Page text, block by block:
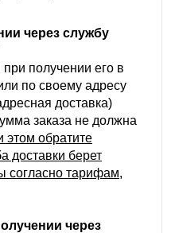
через службу
получении его в
по своему адресу
доставка)
заказа не должна
этом обратите
доставки берет
согласно тарифам,
через